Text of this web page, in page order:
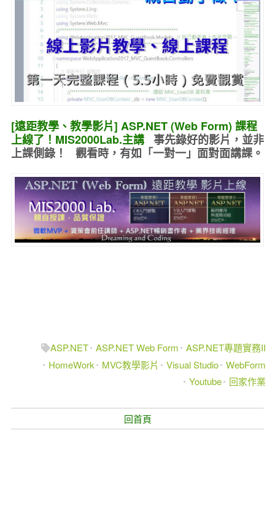
[遠距教學、教學影片] ASP.NET (Web Form) 課程
上線了！MIS2000Lab.主講 事先錄好的影片，並非
上課側錄！ 觀看時，有如 「一對一」面對面講課。
ASP.NET ASP.NET Web Form
ASP.NET專題實務II
HomeWork
MVC教學影片 Visual Studio WebForm
Youtube
回家作業
回首頁